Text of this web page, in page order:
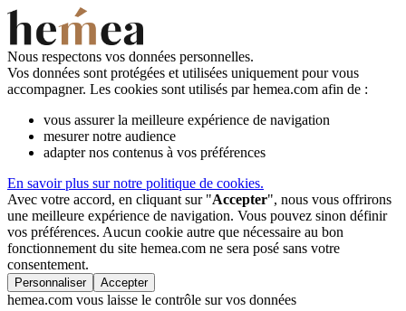
Nous respectons vos données personnelles.
Vos données sont protégées et utilisées uniquement pour vous
accompagner. Les cookies sont utilisés par hemea.com afin de :
vous assurer la meilleure expérience de navigation
mesurer notre audience
adapter nos contenus à vos préférences
En savoir plus sur notre politique de cookies.
Avec votre accord, en cliquant sur "Accepter", nous vous offrirons
une meilleure expérience de navigation. Vous pouvez sinon définir
vos préférences. Aucun cookie autre que nécessaire au bon
fonctionnement du site hemea.com ne sera posé sans votre
consentement.
Personnaliser Accepter
hemea.com vous laisse le contrôle sur vos données